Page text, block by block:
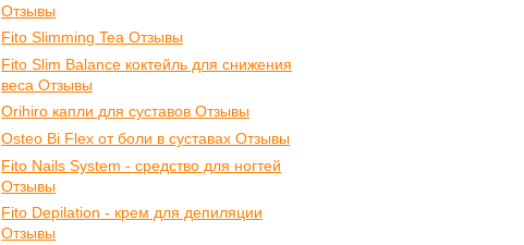
Отзывы
Fito Slimming Tea Отзывы
Fito Slim Balance коктейль для снижения
веса Отзывы
Orihiro капли для суставов Отзывы
Osteo Bi Flex от боли в суставах Отзывы
Fito Nails System - средство для ногтей
Отзывы
Fito Depilation - крем для депиляции
Отзывы